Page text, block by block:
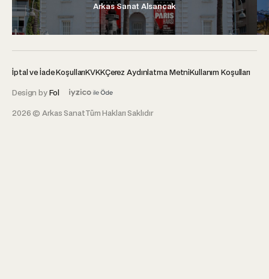
Arkas Sanat Alsancak
2026 © Arkas SanatTüm Hakları Saklıdır
İptal ve İade KoşullarıKVKKÇerez Aydınlatma MetniKullanım Koşulları
Design byFol